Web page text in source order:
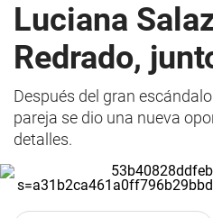
Luciana
Redrado,
Después del gran
pareja se dio una nueva
detalles.